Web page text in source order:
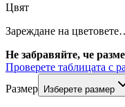
Цвят
Зареждане на
Не забравяйте, че
Проверете таблицата с
Размер
Изберете размер